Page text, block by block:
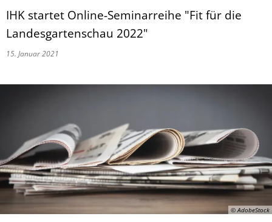
IHK startet Online-Seminarreihe "Fit für die
Landesgartenschau 2022"
15. Januar 2021
© AdobeStock